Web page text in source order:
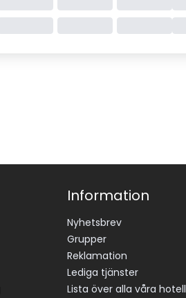
Information
Nyhetsbrev
Grupper
Reklamation
Lediga tjänster
Lista över alla våra hotell